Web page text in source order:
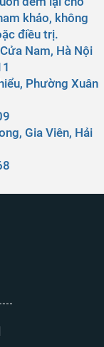
khảo, không
điều trị.
Nam, Hà Nội
Phường Xuân
Gia Viên, Hải